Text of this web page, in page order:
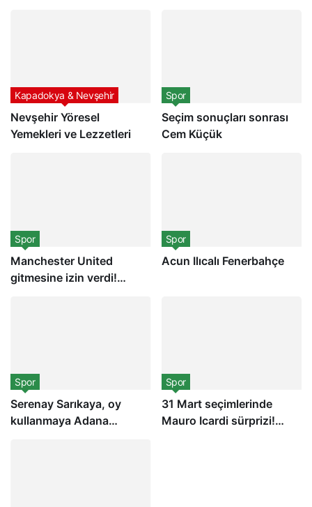
Kapadokya & Nevşehir
Nevşehir Yöresel
Yemekleri ve Lezzetleri
Spor
Seçim sonuçları sonrası
Cem Küçük
Spor
Manchester United
gitmesine izin verdi!
Spor
Acun Ilıcalı Fenerbahçe
Spor
Serenay Sarıkaya, oy
kullanmaya Adana
Spor
31 Mart seçimlerinde
Mauro Icardi sürprizi!